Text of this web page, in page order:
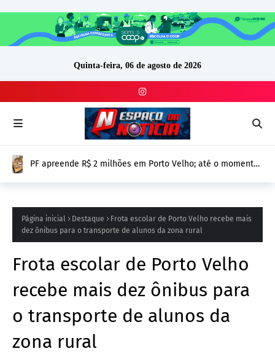
Quinta-feira, 06 de agosto de 2026
Republicanos homologa Mariana Carvalho ao Senado e 32
Página inicial Destaque
Frota escolar de Porto Velho recebe mais
dez ônibus para o transporte de alunos da zona rural
Frota escolar de Porto Velho
recebe mais dez ônibus para
o transporte de alunos da
zona rural